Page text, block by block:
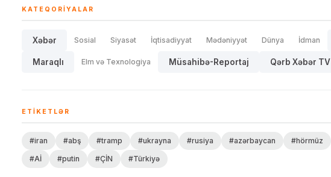
KATEQORIYALAR
Xəbər Sosial Siyasət İqtisadiyyat Mədəniyyət Dünya İdman
Maraqlı Elm və Texnologiya Müsahibə-Reportaj Qərb Xəbər TV
ETIKETLƏR
#iran #abş #tramp #ukrayna #rusiya #azərbaycan #hörmüz
#Aİ
#putin #ÇİN #Türkiyə